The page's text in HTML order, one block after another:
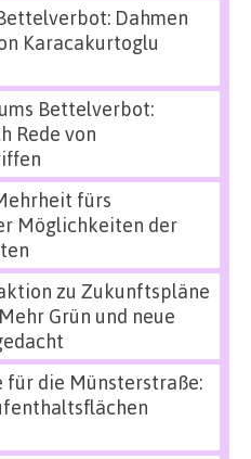
Dahmen
Karacakurtoglu
Bettelverbot:
Rede von
fürs
Möglichkeiten der
zu Zukunftspläne
Grün und neue
die Münsterstraße: